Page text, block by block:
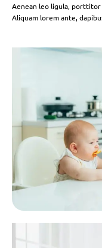
Aenean leo ligula,
Aliquam lorem ante,